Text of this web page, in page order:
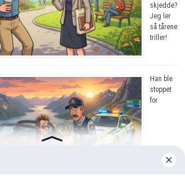
skjedde?
Jeg ler
så tårene
triller!
Han ble
stoppet
for